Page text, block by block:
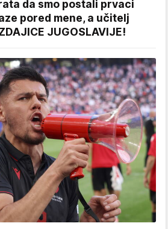
da smo postali prvaci
pored mene, a učitelj
JUGOSLAVIJE!